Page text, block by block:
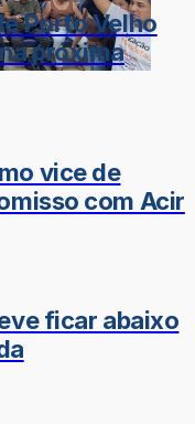
Porto Velho
próxima
vice de
com Acir
ficar abaixo